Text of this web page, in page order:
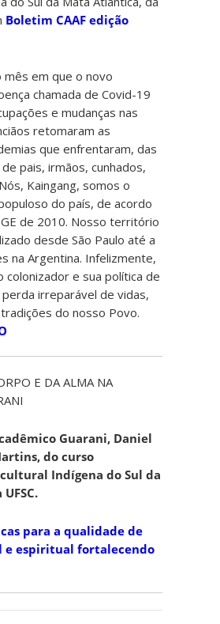
Boletim CAAF edição
em que o novo
chamada de Covid-19
e mudanças nas
retomaram as
que enfrentaram, das
pais, irmãos, cunhados,
Kaingang, somos o
do país, de acordo
de 2010. Nosso território
desde São Paulo até a
na Argentina. Infelizmente,
colonizador e sua política de
irreparável de vidas,
do nosso Povo.
E DA ALMA NA
Guarani, Daniel
do curso
Indígena do Sul da
para a qualidade de
e espiritual fortalecendo